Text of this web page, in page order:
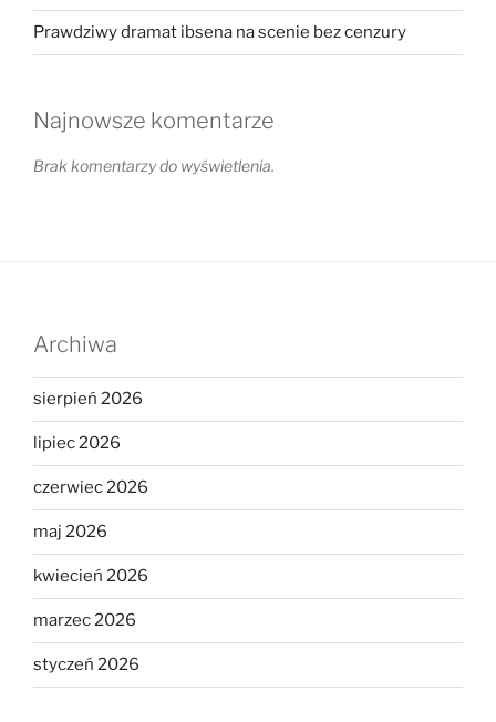
Prawdziwy dramat ibsena na scenie bez cenzury
Najnowsze komentarze
Brak komentarzy do wyświetlenia.
Archiwa
sierpień 2026
lipiec 2026
czerwiec 2026
maj 2026
kwiecień 2026
marzec 2026
styczeń 2026